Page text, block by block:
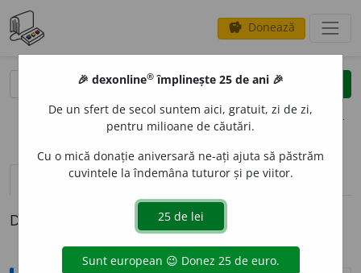
savings Donează
clear
opțiuni
definiții (1) pronunțievolume_up (13)
Definiția cu ID-ul 360603:
🎉 dexonline® împlinește 25 de ani 🎉
De un sfert de secol suntem aici, gratuit, zi de zi,
pentru milioane de căutări.
Cu o mică donație aniversară ne-ați ajuta să păstrăm
cuvintele la îndemâna tuturor și pe viitor.